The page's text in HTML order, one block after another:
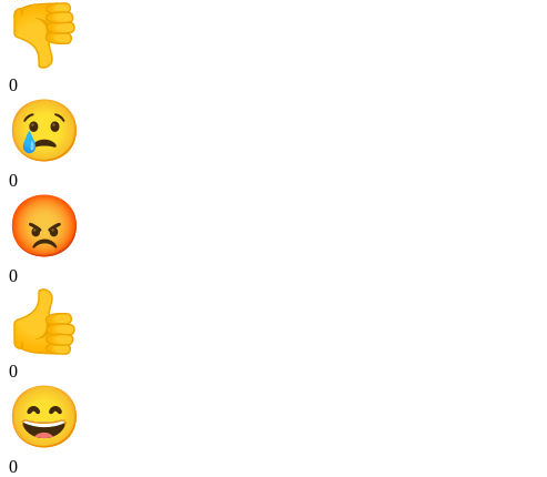
0
0
0
0
0